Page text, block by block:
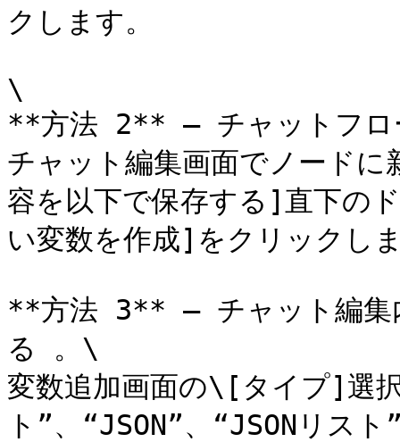
クします。
\
**方法 2** – チャットフロ
チャット編集画面でノード
容を以下で保存する]直下の
い変数を作成]をクリックし
**方法 3** – チャット編集
る 。\
変数追加画面の\[タイプ]選
ト”、“JSON”、“JSONリス